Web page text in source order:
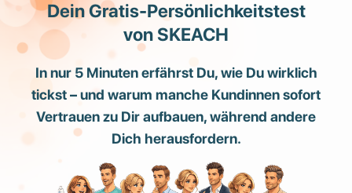
Dein Gratis-Persönlichkeitstest
von SKEACH
In nur 5 Minuten erfährst Du, wie Du wirklich
tickst – und warum manche Kundinnen sofort
Vertrauen zu Dir aufbauen, während andere
Dich herausfordern.